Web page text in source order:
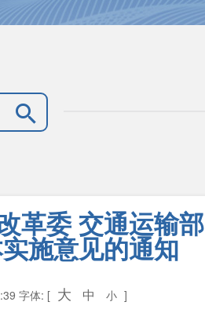
革委 交通运输部
施意见的通知
字体: [ 大 中 小 ]